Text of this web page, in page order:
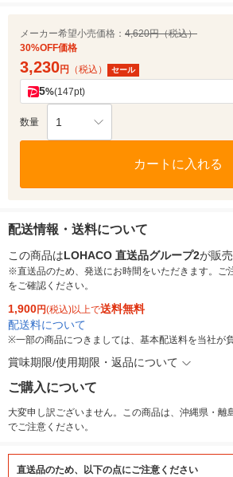
メーカー希望小売価格： 4,620円（税込）
30%OFF価格
3,230円 （税込） セール
5%(147pt)
数量 1
カートに入れる
配送情報・送料について
この商品はLOHACO 直送品グループ2が販
※直送品のため、発送にお時間をいただきます。ご
をご確認ください。
1,900円(税込)以上で送料無料
配送料について
※一部の商品につきましては、基本配送料を当社が
賞味期限/使用期限・返品について
ご購入について
大変申し訳ございません。この商品は、沖縄県・離
でご注意ください。
直送品のため、以下の点にご注意ください